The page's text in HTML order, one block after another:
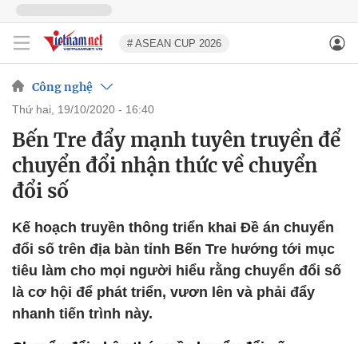
# ASEAN CUP 2026
Công nghệ
thứ hai, 19/10/2020 - 16:40
Bến Tre đẩy mạnh tuyên truyền để
chuyển đổi nhận thức về chuyển
đổi số
Kế hoạch truyền thông triển khai Đề án chuyển
đổi số trên địa bàn tỉnh Bến Tre hướng tới mục
tiêu làm cho mọi người hiểu rằng chuyển đổi số
là cơ hội để phát triển, vươn lên và phải đẩy
nhanh tiến trình này.